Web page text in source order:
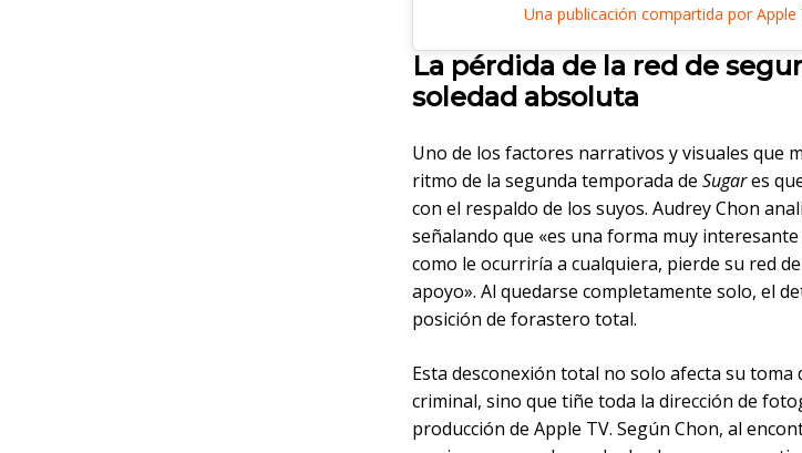
Una publicación compartida por Apple
La pérdida de la red de
soledad absoluta
Uno de los factores narrativos y visuales que
ritmo de la segunda temporada de Sugares
con el respaldo de los suyos. Audrey Chon
señalando que «es una forma muy
como le ocurriría a cualquiera, pierde su red
apoyo». Al quedarse completamente solo, el
posición de forastero total.
Esta desconexión total no solo afecta su toma
criminal, sino que tiñe toda la dirección de
producción de Apple TV. Según Chon, al